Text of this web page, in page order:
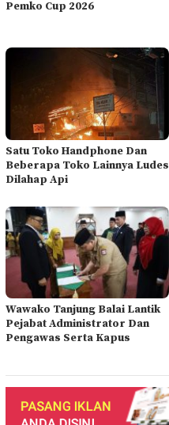
Pemko Cup 2026
Satu Toko Handphone Dan
Beberapa Toko Lainnya Ludes
Dilahap Api
Wawako Tanjung Balai Lantik
Pejabat Administrator Dan
Pengawas Serta Kapus